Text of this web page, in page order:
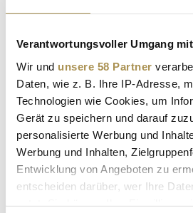
Verantwortungsvoller Umgang
Wir und unsere 58 Partner
Daten, wie z. B. Ihre IP-Adresse,
Technologien wie Cookies, um
Gerät zu speichern und darauf
personalisierte Werbung und
Werbung und Inhalten,
Entwicklung von Angeboten zu
entscheiden darüber, wer Ihre